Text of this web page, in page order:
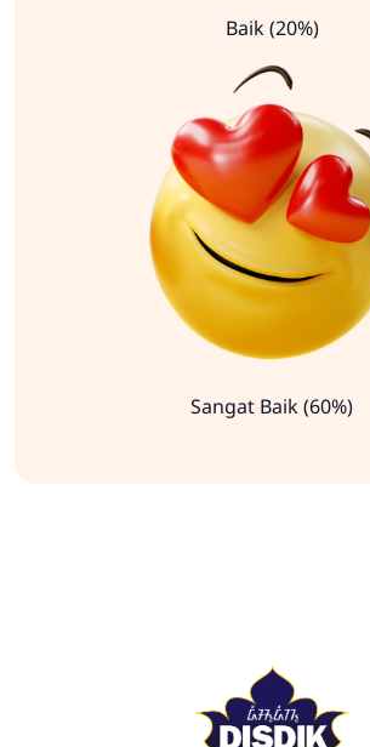
Baik (20%)
Sangat Baik (60%)